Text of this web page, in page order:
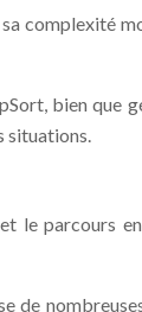
complexité
bien que
situations.
le parcours
de